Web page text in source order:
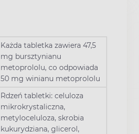
Każda tabletka zawiera 47,5
mg bursztynianu
metoprololu, co odpowiada
50 mg winianu metoprololu
Rdzeń tabletki: celuloza
mikrokrystaliczna,
metyloceluloza, skrobia
kukurydziana, glicerol,